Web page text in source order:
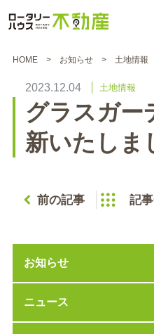
HOME お知らせ 土地情報
2023.12.04 土地情報
グラスガー
新いたしま
前の記事 記
お知らせ
ニュース